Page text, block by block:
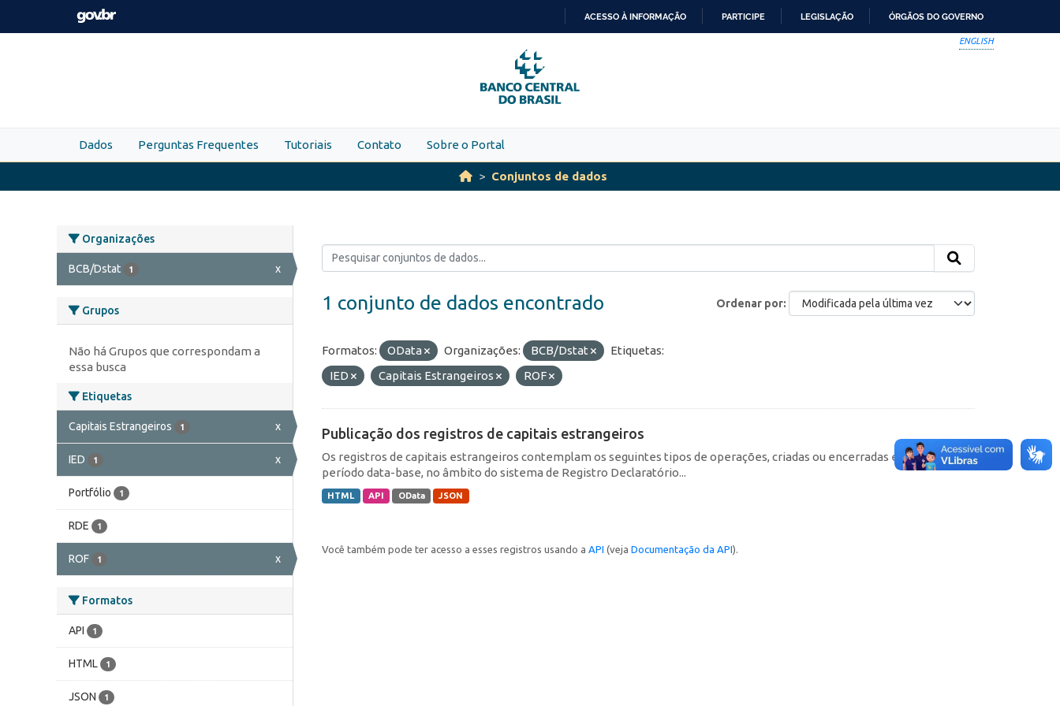
Skip to main content
PARA
O
CONTEÚDO
ACESSO À INFORMAÇÃO PARTICIPE LEGISLAÇÃO ÓRGÃOS DO GOVERNO
ENGLISH
Dados Perguntas Frequentes Tutoriais Contato Sobre o Portal
Conjuntos de dados
Organizações
BCB/Dstat 1 x
Grupos
Não há Grupos que correspondam a
essa busca
Etiquetas
Capitais Estrangeiros 1 x
IED 1 x
Portfólio 1
RDE 1
ROF 1 x
Formatos
API 1
HTML 1
JSON 1
Ordenar por
1 conjunto de dados encontrado
Formatos: OData Organizações: BCB/Dstat
Etiquetas:
IED
Capitais Estrangeiros ROF
Publicação dos registros de capitais estrangeiros
Os registros de capitais estrangeiros contemplam os seguintes tipos de operações, criadas ou encerradas em cada
período data-base, no âmbito do sistema de Registro Declaratório...
HTML API OData JSON
Você também pode ter acesso a esses registros usando a API (veja Documentação da API).